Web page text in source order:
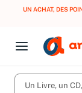
UN ACHAT, DES
Open menu
Fermer
CD d'occasion
Un Livre, un